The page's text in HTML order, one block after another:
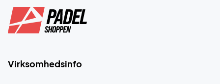
Virksomhedsinfo